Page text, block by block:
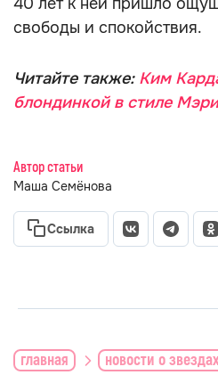
свободы и спокойствия.
Читайте также: Ким
блондинкой в стиле
Автор статьи
Маша Семёнова
Ссылка
главная новости о